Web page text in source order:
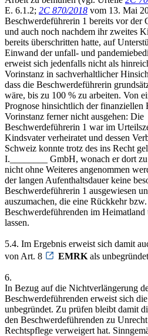
E. 6.1.2; 2C 870/2018 vom 13. Mai
Beschwerdeführerin 1 bereits vor der
und auch noch nachdem ihr zweites
bereits überschritten hatte, auf
Einwand der unfall- und
erweist sich jedenfalls nicht als
Vorinstanz in sachverhaltlicher
dass die Beschwerdeführerin
wäre, bis zu 100 % zu arbeiten. Von
Prognose hinsichtlich der finanziellen
Vorinstanz ferner nicht ausgehen: Die
Beschwerdeführerin 1 war im
Kindsvater verheiratet und dessen
Schweiz konnte trotz des ins Recht
I.________ GmbH, wonach er dort
nicht ohne Weiteres angenommen
der langen Aufenthaltsdauer keine
Beschwerdeführerin 1 ausgewiesen
auszumachen, die eine Rückkehr
Beschwerdeführenden im Heimatland
lassen.
5.4. Im Ergebnis erweist sich damit
von Art. 8
EMRK als
6.
In Bezug auf die Nichtverlängerung
Beschwerdeführenden erweist sich
unbegründet. Zu prüfen bleibt damit
den Beschwerdeführenden zu
Rechtspflege verweigert hat.